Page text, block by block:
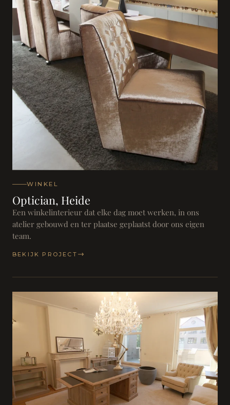
WINKEL
Optician, Heide
Een winkelinterieur dat elke dag moet werken, in ons
atelier gebouwd en ter plaatse geplaatst door ons eigen
team.
BEKIJK PROJECT